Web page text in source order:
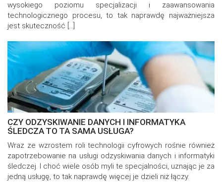
wysokiego poziomu specjalizacji i zaawansowania
technologicznego procesu, to tak naprawdę najważniejsza
jest skuteczność […]
CZY ODZYSKIWANIE DANYCH I INFORMATYKA
ŚLEDCZA TO TA SAMA USŁUGA?
Wraz ze wzrostem roli technologii cyfrowych rośnie również
zapotrzebowanie na usługi odzyskiwania danych i informatyki
śledczej. I choć wiele osób myli te specjalności, uznając je za
jedną usługę, to tak naprawdę więcej je dzieli niż łączy.